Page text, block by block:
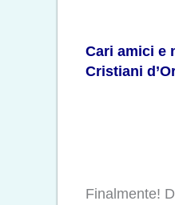
Cari amici e
Cristiani
Finalmente!